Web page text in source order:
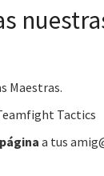
Maestras.
Tactics
a tus